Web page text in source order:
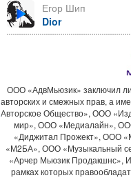
Егор Шип
Dior
ООО «АдвМьюзик» заключил
авторских и смежных прав, а
Авторское Общество», ООО
мир», ООО «Медиалайн»,
«Диджитал Прожект», ООО
«М2БА», ООО «Музыкальный
«Арчер Мьюзик Продакшнс»,
рамках которых